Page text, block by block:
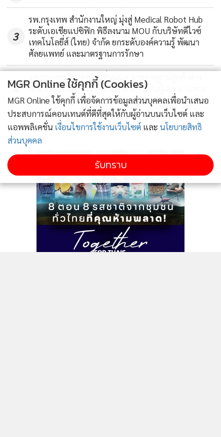
3
รพ.กรุงเทพ สำนักงานใหญ่ มุ่งสู่ Medical Robot Hub
ระดับเอเชียแปซิฟิก พิธีลงนาม MOU กับบริษัทดีไวซ์
เทคโนโลยี่ส์ (ไทย) จำกัด ยกระดับองค์ความรู้ พัฒนา
ศัลยแพทย์ และมาตรฐานการรักษา
4
รพ.กรุงเทพอินเตอร์เนชั่นแนล รุกขยายฐานลูกค้าต่าง
ชาติ Expat โตกว่า 20% ตอกย้ำการเป็นผู้นำรพ.เฉพาะ
ทางเพื่อกระดูกและสมองระดับเอเชียแปซิฟิก เป็นปีที่ 4
ข่าวอื่นในหมวด
MGR Online ใช้คุกกี้ (Cookies)
MGR Online ใช้คุกกี้ เพื่อจัดการข้อมูลส่วนบุคคลเพื่อนำเสนอ
ประสบการณ์คอนเทนต์ที่ดีที่สุดให้กับผู้อ่านบนเว็บไซต์ และ
แอพพลิเคชั่น เงื่อนไขการใช้งานเว็บไซต์ และ นโยบายสิทธิ
ส่วนบุคคล
รับทราบ